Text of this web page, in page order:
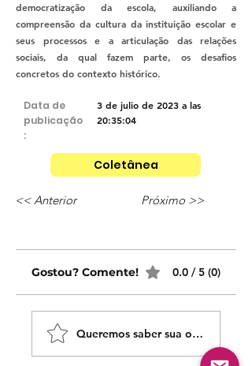
democratização da escola, auxiliando a
compreensão da cultura da instituição escolar e
seus processos e a articulação das relações
sociais, da qual fazem parte, os desafios
concretos do contexto histórico.
Data de
publicação
:
3 de julio de 2023 a las
20:35:04
Coletânea
<< Anterior Próximo >>
Gostou? Comente! 0.0 / 5 (0)
Queremos saber sua opinião